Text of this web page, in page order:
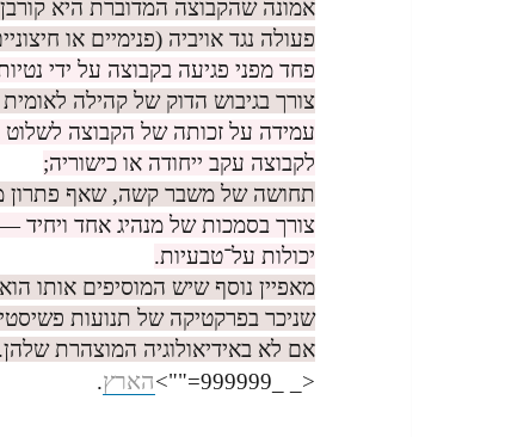
אמונה שהקבוצה המדוברת היא
פעולה נגד אויביה (פנימיים או
פחד מפני פגיעה בקבוצה על ידי
צורך בגיבוש הדוק של קהילה
עמידה על זכותה של הקבוצה לשלוט
לקבוצה עקב ייחודה או כישוריה;
תחושה של משבר קשה, שאף פתרון
צורך בסמכות של מנהיג אחד ויחיד
יכולות על־טבעיות.
מאפיין נוסף שיש המוסיפים אותו
אם לא באידיאולוגיה המוצהרת שלהן.
<_ _999999="">
הארץ.